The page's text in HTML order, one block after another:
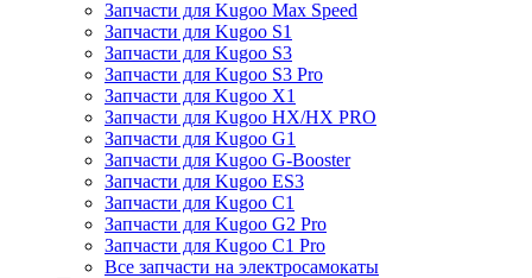
Запчасти для Kugoo Max Speed
Запчасти для Kugoo S1
Запчасти для Kugoo S3
Запчасти для Kugoo S3 Pro
Запчасти для Kugoo X1
Запчасти для Kugoo HX/HX PRO
Запчасти для Kugoo G1
Запчасти для Kugoo G-Booster
Запчасти для Kugoo ES3
Запчасти для Kugoo C1
Запчасти для Kugoo G2 Pro
Запчасти для Kugoo C1 Pro
Все запчасти на электросамокаты